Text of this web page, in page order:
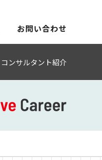
お問い合わせ
コンサルタント紹介